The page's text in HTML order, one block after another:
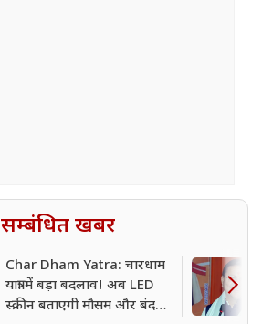
सम्बंधित खबर
Char Dham Yatra: चारधाम
यात्रा में बड़ा बदलाव! अब LED
स्क्रीन बताएगी मौसम और बंद